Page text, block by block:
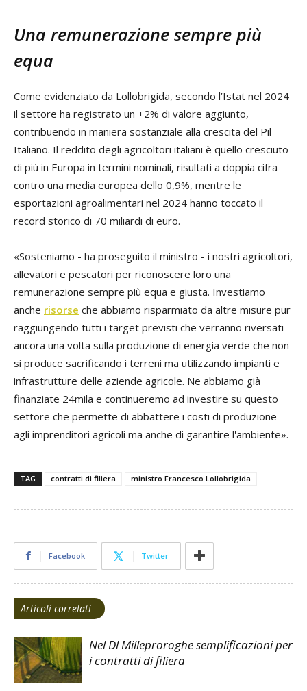
Una remunerazione sempre più
equa
Come evidenziato da Lollobrigida, secondo l’Istat nel 2024
il settore ha registrato un +2% di valore aggiunto,
contribuendo in maniera sostanziale alla crescita del Pil
Italiano. Il reddito degli agricoltori italiani è quello cresciuto
di più in Europa in termini nominali, risultati a doppia cifra
contro una media europea dello 0,9%, mentre le
esportazioni agroalimentari nel 2024 hanno toccato il
record storico di 70 miliardi di euro.
«Sosteniamo - ha proseguito il ministro - i nostri agricoltori,
allevatori e pescatori per riconoscere loro una
remunerazione sempre più equa e giusta. Investiamo
anche risorse che abbiamo risparmiato da altre misure pur
raggiungendo tutti i target previsti che verranno riversati
ancora una volta sulla produzione di energia verde che non
si produce sacrificando i terreni ma utilizzando impianti e
infrastrutture delle aziende agricole. Ne abbiamo già
finanziate 24mila e continueremo ad investire su questo
settore che permette di abbattere i costi di produzione
agli imprenditori agricoli ma anche di garantire l'ambiente».
TAG contratti di filiera ministro Francesco Lollobrigida
Facebook Twitter
Articoli correlati
Nel Dl Milleproroghe semplificazioni per
i contratti di filiera